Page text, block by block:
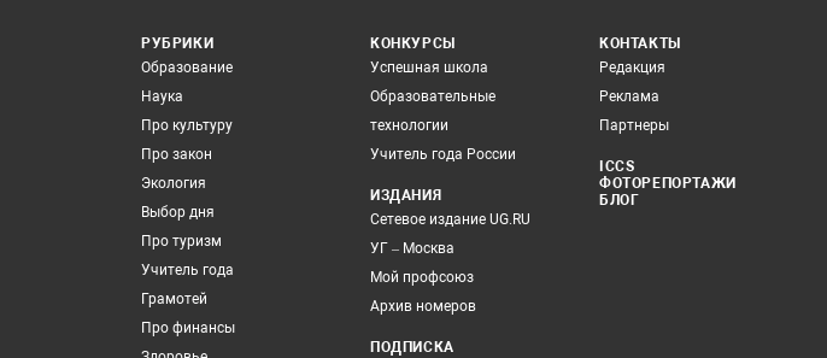
РУБРИКИ
Образование
Наука
Про культуру
Про закон
Экология
Выбор дня
Про туризм
Учитель года
Грамотей
Про финансы
КОНКУРСЫ
Успешная школа
Образовательные
технологии
Учитель года России
ИЗДАНИЯ
Сетевое издание UG.RU
УГ – Москва
Мой профсоюз
Архив номеров
ПОДПИСКА
КОНТАКТЫ
Редакция
Реклама
Партнеры
ICCS
ФОТОРЕПОРТАЖИ
БЛОГ